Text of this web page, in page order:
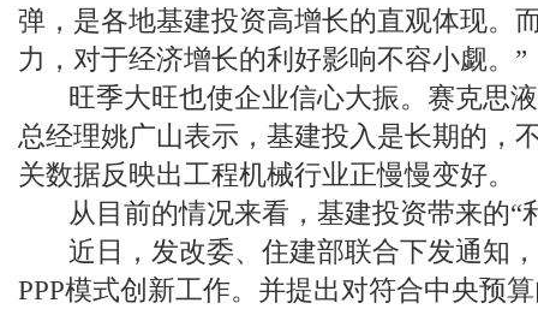
弹，是各地基建投资高增长的直观体现。
力，对于经济增长的利好影响不容小觑。”
旺季大旺也使企业信心大振。赛克思液
总经理姚广山表示，基建投入是长期的，
关数据反映出工程机械行业正慢慢变好。
从目前的情况来看，基建投资带来的“
近日，发改委、住建部联合下发通知，
PPP模式创新工作。并提出对符合中央预